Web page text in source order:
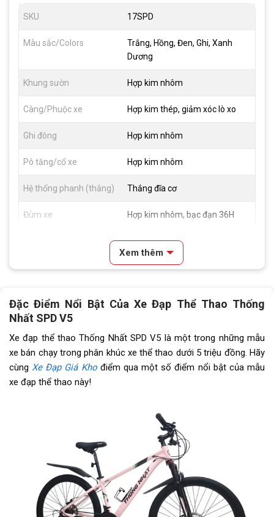
SKU 17SPD
Màu sắc/Colors
Trắng, Hồng, Đen, Ghi, Xanh
Dương
Khung sườn Hợp kim nhôm
Càng/Phuộc xe Hợp kim thép, giảm xóc lò xo
Ghi đông Hợp kim nhôm
Pô tăng/cổ xe Hợp kim nhôm
Hệ thống phanh (thắng) Thắng đĩa cơ
Đùm xe Hợp kim nhôm, bạc đạn 36H
Hợp kim nhôm
Lốp xe KENDA 27.5x1.95
Tăng tốc trước (Gạt
đĩa)
Tăng tốc sau (Gạt líp)
Đùi đĩa
Líp vặn Shimano 7s
Sên (xích) Xích Maya
Kích thước 27.5 inch
Xem thêm
Đặc Điểm Nổi Bật Của Xe Đạp Thể Thao Thống
Nhất SPD V5
Xe đạp thể thao Thống Nhất SPD V5 là một trong những mẫu
xe bán chạy trong phân khúc xe thể thao dưới 5 triệu đồng. Hãy
cùngXe Đạp Giá Khođiểm qua một số điểm nổi bật của mẫu
xe đạp thể thao này!